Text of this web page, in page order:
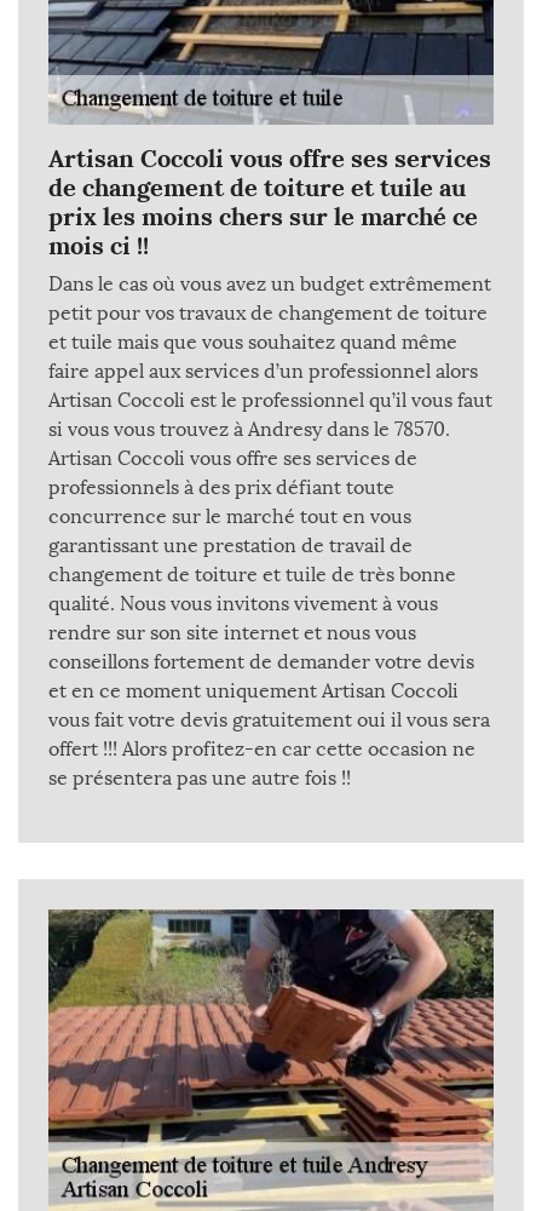
Artisan Coccoli vous offre ses services
de changement de toiture et tuile au
prix les moins chers sur le marché ce
mois ci !!
Dans le cas où vous avez un budget extrêmement
petit pour vos travaux de changement de toiture
et tuile mais que vous souhaitez quand même
faire appel aux services d’un professionnel alors
Artisan Coccoli est le professionnel qu’il vous faut
si vous vous trouvez à Andresy dans le 78570.
Artisan Coccoli vous offre ses services de
professionnels à des prix défiant toute
concurrence sur le marché tout en vous
garantissant une prestation de travail de
changement de toiture et tuile de très bonne
qualité. Nous vous invitons vivement à vous
rendre sur son site internet et nous vous
conseillons fortement de demander votre devis
et en ce moment uniquement Artisan Coccoli
vous fait votre devis gratuitement oui il vous sera
offert !!! Alors profitez-en car cette occasion ne
se présentera pas une autre fois !!